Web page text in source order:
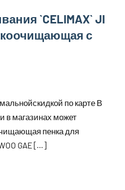
`CELIMAX` JI
с
по карте В
в магазинах может
пенка для
GAE […]